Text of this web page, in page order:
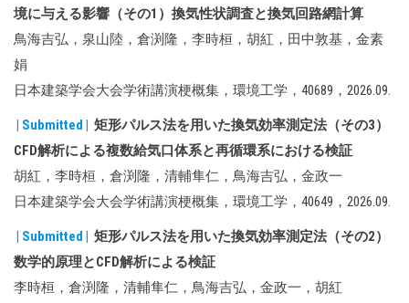
境に与える影響（その1）換気性状調査と換気回路網計算
鳥海吉弘，泉山陸，倉渕隆，李時桓，胡紅，田中敦基，金素
娟
日本建築学会大会学術講演梗概集，環境工学，40689，2026.09.
| Submitted | 矩形パルス法を用いた換気効率測定法（その3）
CFD解析による複数給気口体系と再循環系における検証
胡紅，李時桓，倉渕隆，清輔隼仁，鳥海吉弘，金政一
日本建築学会大会学術講演梗概集，環境工学，40649，2026.09.
| Submitted | 矩形パルス法を用いた換気効率測定法（その2）
数学的原理とCFD解析による検証
李時桓，倉渕隆，清輔隼仁，鳥海吉弘，金政一，胡紅